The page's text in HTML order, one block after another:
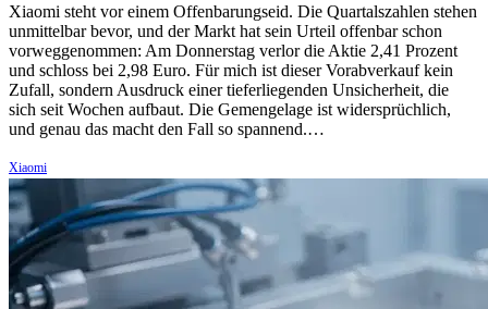
Xiaomi steht vor einem Offenbarungseid. Die Quartalszahlen stehen
unmittelbar bevor, und der Markt hat sein Urteil offenbar schon
vorweggenommen: Am Donnerstag verlor die Aktie 2,41 Prozent
und schloss bei 2,98 Euro. Für mich ist dieser Vorabverkauf kein
Zufall, sondern Ausdruck einer tieferliegenden Unsicherheit, die
sich seit Wochen aufbaut. Die Gemengelage ist widersprüchlich,
und genau das macht den Fall so spannend.…
Xiaomi